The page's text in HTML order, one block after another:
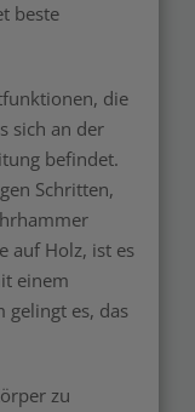
beste
die
sich an der
befindet.
Schritten,
auf Holz, ist es
einem
gelingt es, das
zu